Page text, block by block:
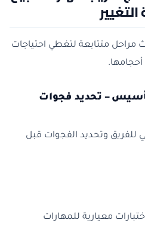
مراحل متتابعة لتغطي احتياجات
– تحديد فجوات
للفريق وتحديد الفجوات قبل
معيارية للمهارات